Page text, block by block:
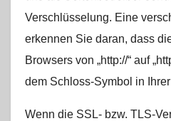
Verschlüsselung. Eine
erkennen Sie daran, dass
Browsers von „http://“ auf
dem Schloss-Symbol in
Wenn die SSL- bzw. TLS-